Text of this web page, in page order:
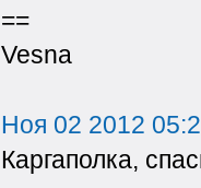
==
Vesna
Ноя 02 2012
Каргаполка,